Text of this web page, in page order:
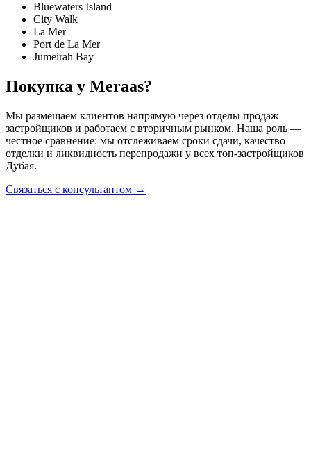
Bluewaters Island
City Walk
La Mer
Port de La Mer
Jumeirah Bay
Покупка у Meraas?
Мы размещаем клиентов напрямую через отделы продаж
застройщиков и работаем с вторичным рынком. Наша роль —
честное сравнение: мы отслеживаем сроки сдачи, качество
отделки и ликвидность перепродажи у всех топ-застройщиков
Дубая.
Связаться с консультантом →